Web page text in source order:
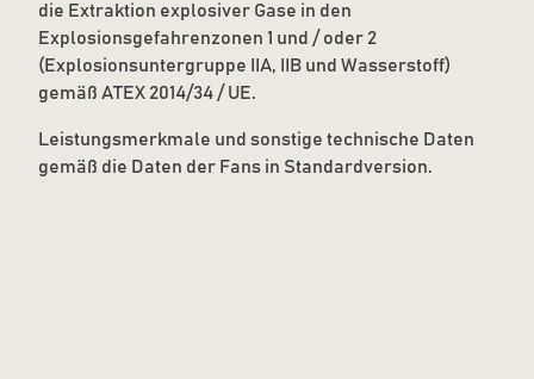
die Extraktion explosiver Gase in den
Explosionsgefahrenzonen 1 und / oder 2
(Explosionsuntergruppe IIA, IIB und Wasserstoff)
gemäß ATEX 2014/34 / UE.
Leistungsmerkmale und sonstige technische Daten
gemäß die Daten der Fans in Standardversion.